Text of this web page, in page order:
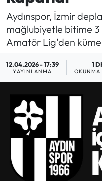
Aydınspor, İzmir
mağlubiyetle bitime
Amatör Lig'den küme
12.04.2026 - 17:39
YAYINLANMA
1
OKUNMA
GÜNCEL
GÜNDEM
MAGAZİN
SİYASET
SPOR
TARIM
Son Dakika
Haber Arşivi